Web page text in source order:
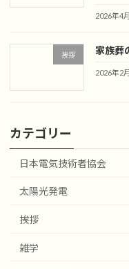
2026年4
挨拶 家族葬
2026年2
カテゴリー
日本電気技術者協会
太陽光発電
挨拶
雑学